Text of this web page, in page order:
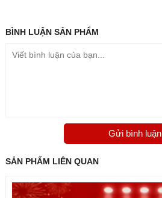
mức tối thiểu so với các dòng
Hiệu suất xử lý ẩm mạnh mẽ:
máy còn đóng vai trò là một
sự kết hợp của màng lọc thô,
màng lọc HEPA. Hệ thống này
ô nhiễm lơ lửng.
BÌNH LUẬN SẢN PHẨM
Gửi bình luận
SẢN PHẨM LIÊN QUAN